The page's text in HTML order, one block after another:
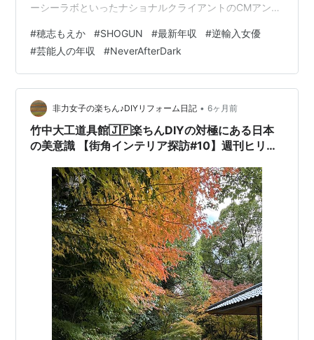
ーシーラボといったナショナルクライアントのCMアンバ
来賢人さんが監督を務める2026年公開映画**『Never
After Dark』での主演**など、その活躍は目覚ましいもの
があります。 結論から言うと、現在の穂志もえかさんの
年収は推定で 7,000万円〜1億2,000万円前後 に達してい
ると考えられます。 世界基準の評価が、日…
#穂志もえか #SHOGUN #最新年収 #逆輸入女優
#芸能人の年収 #NeverAfterDark
非力女子の楽ちん♪DIYリフォーム日記 • 6ヶ月前
竹中大工道具館🇯🇵楽ちんDIYの対極にある日本
の美意識 【街角インテリア探訪#10】週刊ヒリジ